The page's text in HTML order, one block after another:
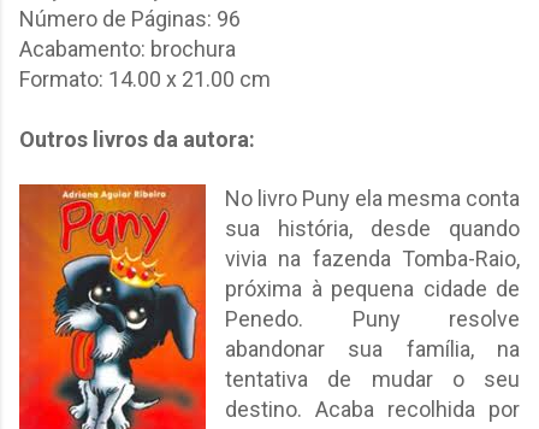
Número de Páginas: 96
Acabamento: brochura
Formato: 14.00 x 21.00 cm
Outros livros da autora:
No livro Puny ela mesma conta
sua história, desde quando
vivia na fazenda Tomba-Raio,
próxima à pequena cidade de
Penedo. Puny resolve
abandonar sua família, na
tentativa de mudar o seu
destino. Acaba recolhida por